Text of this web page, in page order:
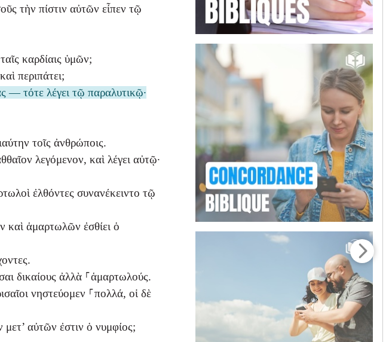
τὴν πίστιν αὐτῶν εἶπεν τῷ
καρδίαις ὑμῶν;
περιπάτει;
— τότε λέγει τῷ παραλυτικῷ·
τοῖς ἀνθρώποις.
λεγόμενον, καὶ λέγει αὐτῷ·
ἐλθόντες συνανέκειντο τῷ
καὶ ἁμαρτωλῶν ἐσθίει ὁ
δικαίους ἀλλὰ ⸀ἁμαρτωλούς.
νηστεύομεν ⸀πολλά, οἱ δὲ
αὐτῶν ἐστιν ὁ νυμφίος;